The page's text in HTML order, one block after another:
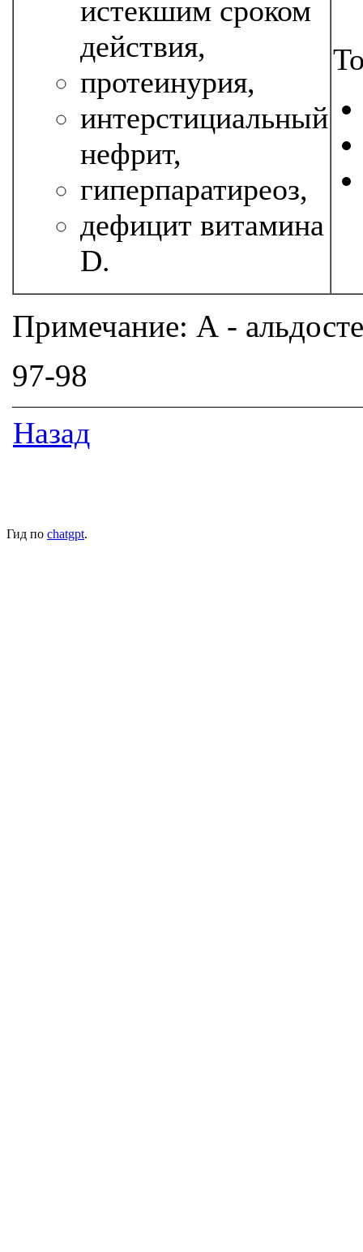
истекшим сроком
действия,
протеинурия,
интерстициальный
нефрит,
гиперпаратиреоз,
дефицит витамина
D.
Примечание: А -
97-98
Назад
Гид по chatgpt.